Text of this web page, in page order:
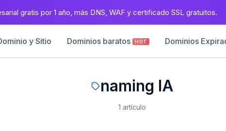
gratis por 1 año, más DNS, WAF y certificado SSL gratuitos.
y Sitio Dominios baratos HOT Dominios
naming IA
1 artículo